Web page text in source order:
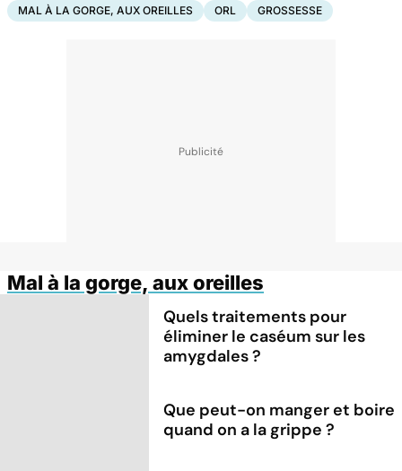
MAL À LA GORGE, AUX OREILLES ORL GROSSESSE
Mal à la gorge, aux oreilles
Quels traitements pour
éliminer le caséum sur les
amygdales ?
Que peut-on manger et boire
quand on a la grippe ?